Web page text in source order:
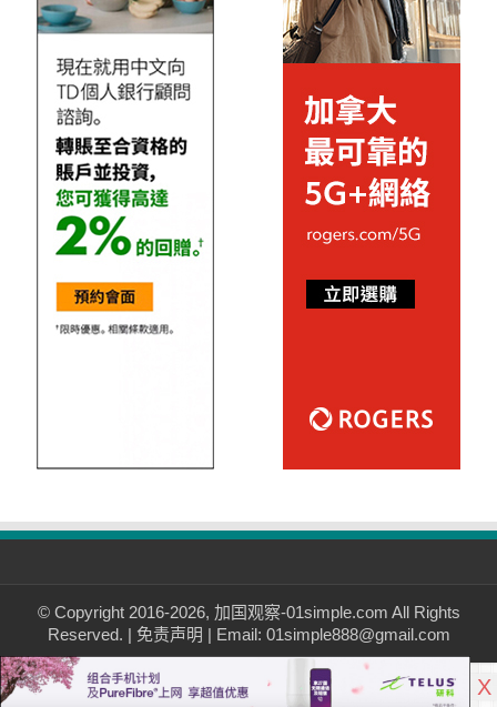
© Copyright 2016-2026, 加国观察-01simple.com All Rights
Reserved. | 免责声明 | Email: 01simple888@gmail.com
X